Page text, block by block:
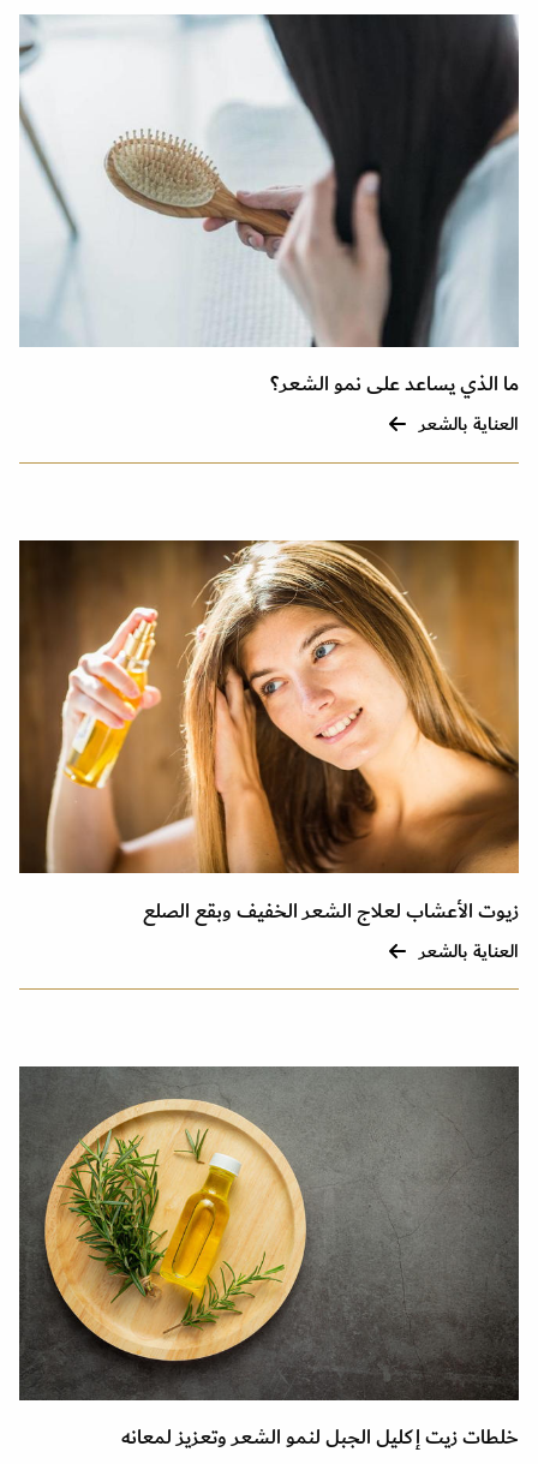
ما الذي يساعد على نمو الشعر؟
العناية بالشعر
زيوت الأعشاب لعلاج الشعر الخفيف وبقع الصلع
العناية بالشعر
خلطات زيت إكليل الجبل لنمو الشعر وتعزيز لمعانه